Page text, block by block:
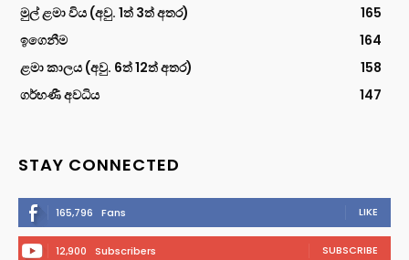
මුල් ළමා විය (අවු. 1ත් 3ත් අතර)
165
ඉගෙනීම
164
ළමා කාලය (අවු. 6ත් 12ත් අතර)
158
ගර්භණී අවධිය
147
STAY CONNECTED
165,796 Fans LIKE
12,900 Subscribers SUBSCRIBE